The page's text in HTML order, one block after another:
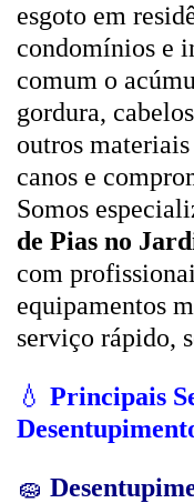
esgoto em
condomínios e
comum o
gordura,
outros
canos e
Somos
de Pias no
com
equipamentos
serviço rápido,
💧 Principais
🧽